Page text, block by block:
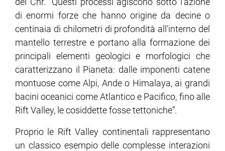
di enormi forze che hanno origine da decine o
centinaia di chilometri di profondità all'interno del
mantello terrestre e portano alla formazione dei
principali elementi geologici e morfologici che
caratterizzano il Pianeta: dalle imponenti catene
montuose come Alpi, Ande o Himalaya, ai grandi
bacini oceanici come Atlantico e Pacifico, fino alle
Rift Valley, le cosiddette fosse tettoniche”.
Proprio le Rift Valley continentali rappresentano
un classico esempio delle complesse interazioni